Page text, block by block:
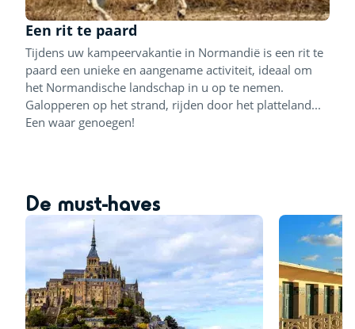
Een rit te paard
Tijdens uw kampeervakantie in Normandië is een rit te
paard een unieke en aangename activiteit, ideaal om
het Normandische landschap in u op te nemen.
Galopperen op het strand, rijden door het platteland...
Een waar genoegen!
De must-haves